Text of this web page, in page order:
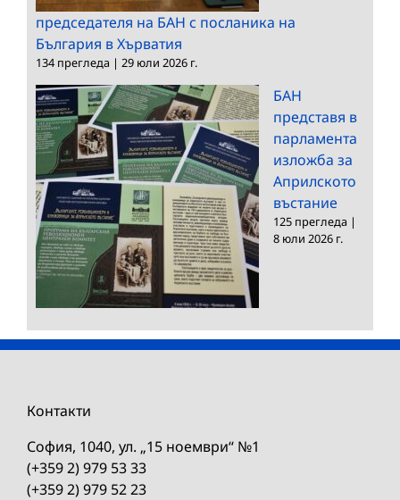
председателя на БАН с посланика на
България в Хърватия
134 прегледа | 29 юли 2026 г.
БАН
представя в
парламента
изложба за
Априлското
въстание
125 прегледа |
8 юли 2026 г.
Контакти
София, 1040, ул. „15 ноември“ №1
(+359 2) 979 53 33
(+359 2) 979 52 23